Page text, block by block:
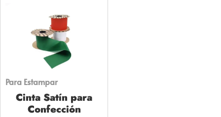
Para Estampar
Cinta Satín para
Confección